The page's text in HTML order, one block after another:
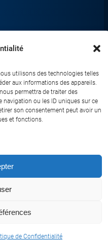
utilisons des technologies telles
aux informations des appareils.
permettra de traiter des
ou les ID uniques sur ce
son consentement peut avoir un
et fonctions.
de Confidentialité
Générales de Vente